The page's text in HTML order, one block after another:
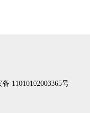
11010102003365号